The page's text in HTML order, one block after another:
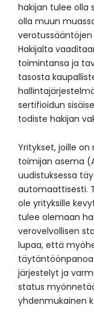
hakijan tulee olla
olla muun
verotussääntöjen
Hakijalta
toimintansa ja
tasosta
sertifioidun
todiste hakijan
Yritykset, joille
toimijan asema
uudistuksessa
automaattisesti.
ole yrityksille
tulee olemaan
verovelvollisen
lupaa, että
järjestelyt ja
status
yhdenmukainen